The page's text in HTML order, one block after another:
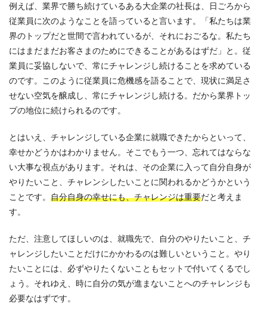
例えば、業界で勝ち続けているある大企業の社長は、日ごろから
従業員に次のようなことを語っていると言います。「私たちは業
界のトップだと世間で言われているが、それにおごるな。私たち
にはまだまだお客さまのためにできることがあるはずだ」と。従
業員に妥協しないで、常にチャレンジし続けることを求めている
のです。このように従業員に危機感を語ることで、現状に満足さ
せない空気を醸成し、常にチャレンジし続ける。だから業界トッ
プの地位に続けられるのです。
とはいえ、チャレンジしている企業に就職できたからといって、
幸せかどうかはわかりません。そこでもう一つ、忘れてはならな
い大事な視点があります。それは、その企業に入って自分自身が
やりたいこと、チャレンシしたいことに関われるかどうかという
ことです。 自分自身の幸せにも、チャレンジは重要だと考えま
す。
ただ、注意してほしいのは、就職先で、自分のやりたいこと、チ
ャレンジしたいことだけにかかわるのは難しいということ。やり
たいことには、必ずやりたくないこともセットで付いてくるでし
ょう。それゆえ、時に自分の気が進まないことへのチャレンジも
必要なはずです。